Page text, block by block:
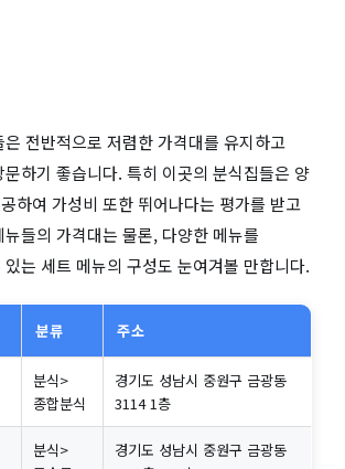
전반적으로 저렴한 가격대를 유지하고
하기 좋습니다. 특히 이곳의 분식집들은 양
하여 가성비 또한 뛰어나다는 평가를 받고
들의 가격대는 물론, 다양한 메뉴를
는 세트 메뉴의 구성도 눈여겨볼 만합니다.
분류 주소
분식>
종합분식
경기도 성남시 중원구 금광동
3114 1층
분식>
경기도 성남시 중원구 금광동